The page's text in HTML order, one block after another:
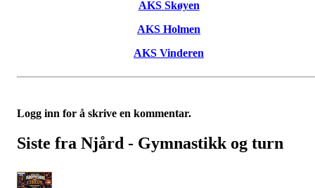
AKS Skøyen
AKS Holmen
AKS Vinderen
Logg inn for å skrive en kommentar.
Siste fra Njård - Gymnastikk og turn